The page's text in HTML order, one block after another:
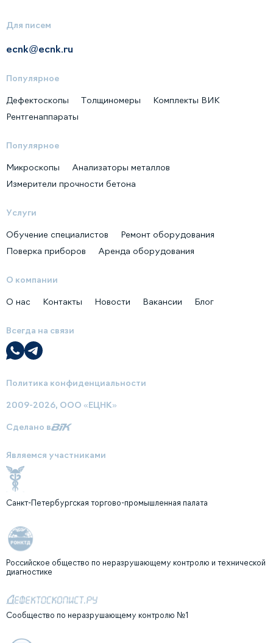
Для писем
ecnk@ecnk.ru
Популярное
Дефектоскопы Толщиномеры
Комплекты ВИК
Рентгенаппараты
Популярное
Микроскопы
Анализаторы металлов
Измерители прочности бетона
Услуги
Обучение специалистов
Ремонт оборудования
Поверка приборов
Аренда оборудования
О компании
О нас Контакты Новости Вакансии Блог
Всегда на связи
Политика конфиденциальности
2009-2026, ООО «ЕЦНК»
Сделано в
Являемся участниками
Санкт-Петербургская торгово-промышленная палата
Российское общество по неразрушающему контролю и технической
диагностике
Сообщество по неразрушающему контролю №1